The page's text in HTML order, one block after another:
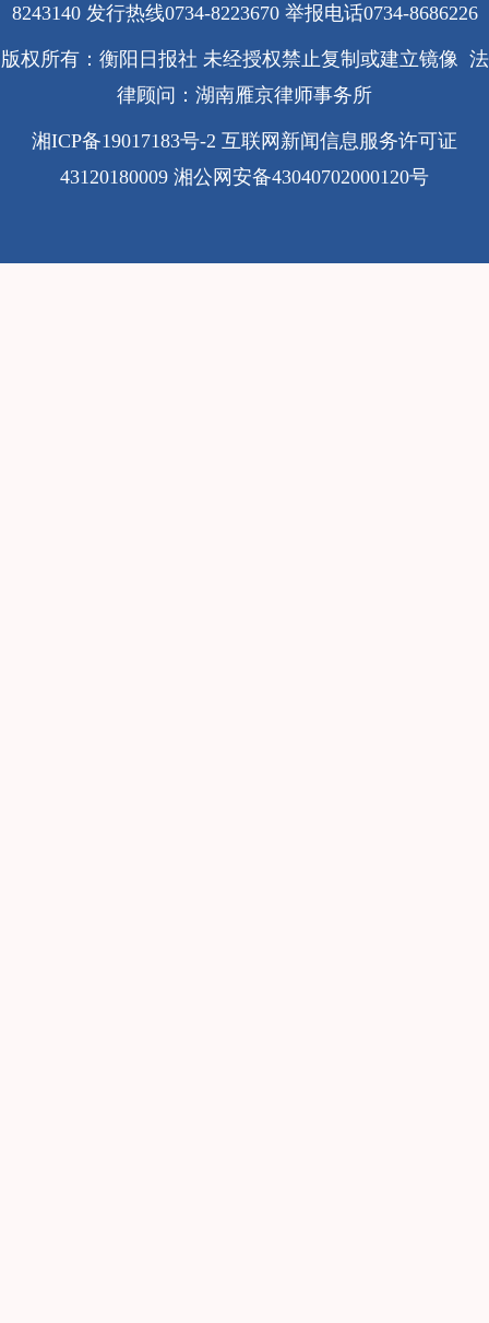
8243140 发行热线0734-8223670 举报电话0734-8686226
版权所有：衡阳日报社 未经授权禁止复制或建立镜像 法
律顾问：湖南雁京律师事务所
湘ICP备19017183号-2 互联网新闻信息服务许可证
43120180009 湘公网安备43040702000120号